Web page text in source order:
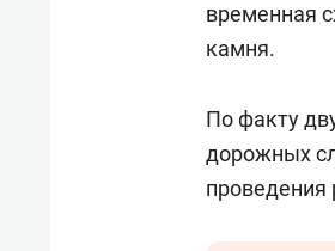
временная
камня.
По факту
дорожных
проведения